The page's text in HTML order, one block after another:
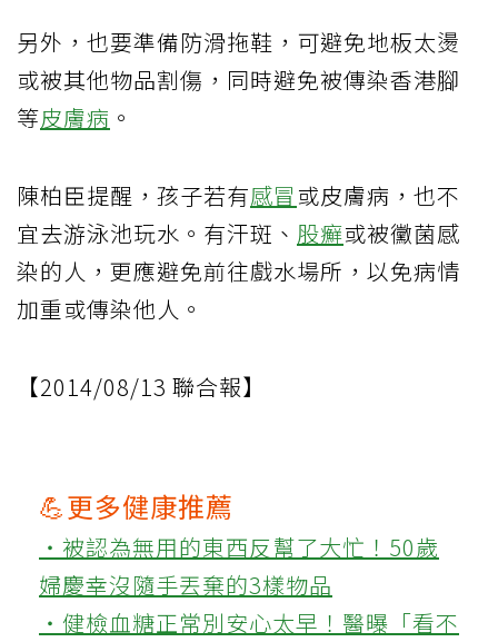
另外，也要準備防滑拖鞋，可避免地板太燙
或被其他物品割傷，同時避免被傳染香港腳
等皮膚病 。
陳柏臣提醒，孩子若有感冒 或皮膚病，也不
宜去游泳池玩水。有汗斑、 股癬或被黴菌感
染的人，更應避免前往戲水場所，以免病情
加重或傳染他人。
【2014/08/13 聯合報】
💪更多健康推薦
‧被認為無用的東西反幫了大忙！50歲
婦慶幸沒隨手丟棄的3樣物品
‧健檢血糖正常別安心太早！醫曝「看不